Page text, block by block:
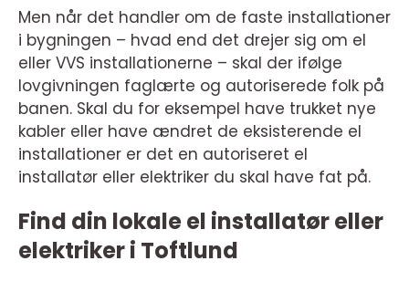
Men når det handler om de faste installationer
i bygningen – hvad end det drejer sig om el
eller VVS installationerne – skal der ifølge
lovgivningen faglærte og autoriserede folk på
banen. Skal du for eksempel have trukket nye
kabler eller have ændret de eksisterende el
installationer er det en autoriseret el
installatør eller elektriker du skal have fat på.
Find din lokale el installatør eller
elektriker i Toftlund